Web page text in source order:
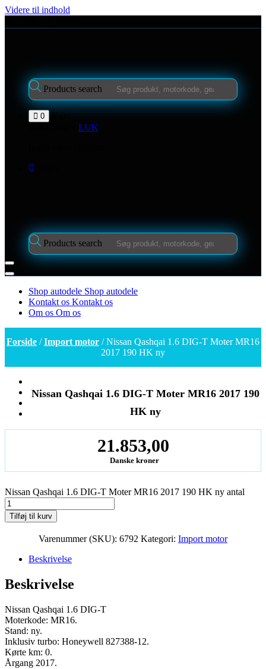
Videre til indhold
Products search
0
LUK
Products search
Shop autodele Shop autodele
Kontakt os Kontakt os
Om os Om os
Forside /Import motor / Nissan Qashqai 1.6 DIG-T Moter MR16
2017 190 HK ny
Nissan Qashqai 1.6 DIG-T Moter MR16 2017 190
HK ny
21.853,00
Danske kroner
Nissan Qashqai 1.6 DIG-T Moter MR16 2017 190 HK ny antal
Tilføj til kurv
Varenummer (SKU): 6792 Kategori: Import motor
Beskrivelse
Beskrivelse
Nissan Qashqai 1.6 DIG-T
Moterkode: MR16.
Stand: ny.
Inklusiv turbo: Honeywell 827388-12.
Kørte km: 0.
Årgang 2017.